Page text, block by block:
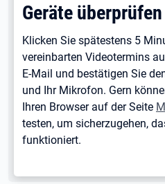
Geräte überprüfen
Klicken Sie spätestens 5
vereinbarten Videotermins
E-Mail und bestätigen Sie
und Ihr Mikrofon. Gern
Ihren Browser auf der Seite
testen, um sicherzugehen,
funktioniert.